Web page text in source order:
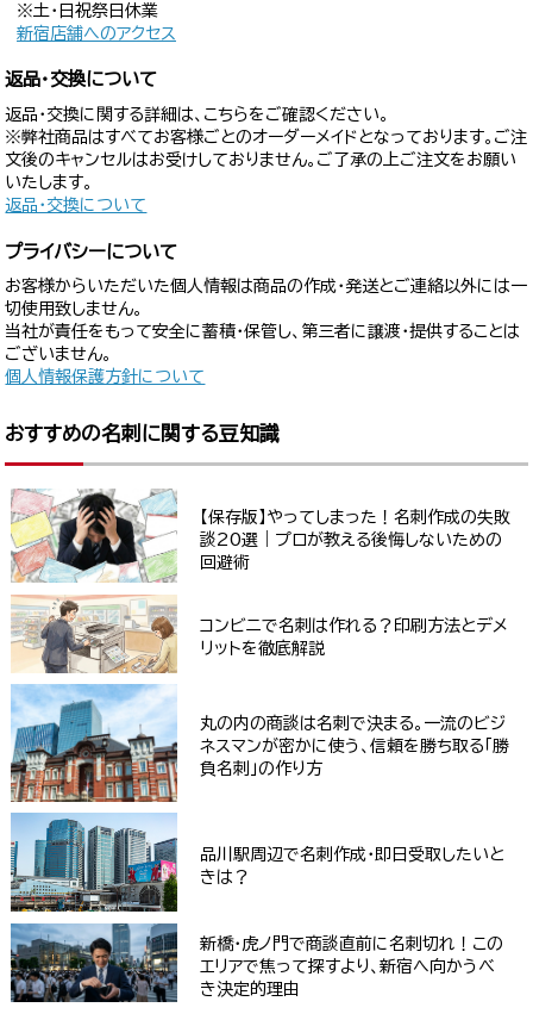
※土・日祝祭日休業
新宿店舗へのアクセス
返品・交換について
返品・交換に関する詳細は、こちらをご確認ください。
※弊社商品はすべてお客様ごとのオーダーメイドとなっております。ご注
文後のキャンセルはお受けしておりません。ご了承の上ご注文をお願い
いたします。
返品・交換について
プライバシーについて
お客様からいただいた個人情報は商品の作成・発送とご連絡以外には一
切使用致しません。
当社が責任をもって安全に蓄積・保管し、第三者に譲渡・提供することは
ございません。
個人情報保護方針について
おすすめの名刺に関する豆知識
【保存版】やってしまった！名刺作成の失敗
談20選｜プロが教える後悔しないための
回避術
コンビニで名刺は作れる？印刷方法とデメ
リットを徹底解説
丸の内の商談は名刺で決まる。一流のビジ
ネスマンが密かに使う、信頼を勝ち取る「勝
負名刺」の作り方
品川駅周辺で名刺作成・即日受取したいと
きは？
新橋・虎ノ門で商談直前に名刺切れ！この
エリアで焦って探すより、新宿へ向かうべ
き決定的理由